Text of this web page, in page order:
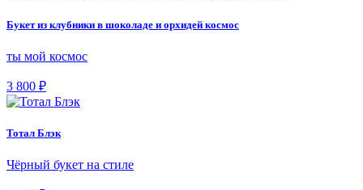
Букет из клубники в шоколаде и орхидей космос
ты мой космос
3 800 ₽
Тотал Блэк
Чёрный букет на стиле